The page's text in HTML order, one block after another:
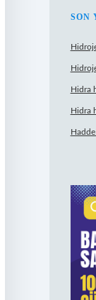
SON
Hidra
Hidra